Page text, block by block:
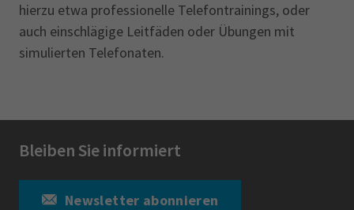
hierzu etwa professionelle Telefontrainings, oder
auch einschlägige Leitfäden oder Übungen mit
simulierten Telefonaten.
Bleiben Sie informiert
Newsletter abonnieren